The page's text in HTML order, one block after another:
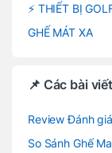
⚡ THIẾT BỊ
GHẾ MÁT XA
📌 Các bài
Review Đánh
So Sánh Ghế